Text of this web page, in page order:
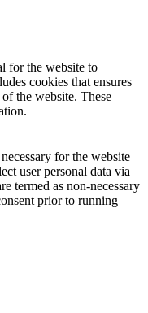
for the website to
cookies that ensures
the website. These
for the website
user personal data via
termed as non-necessary
prior to running